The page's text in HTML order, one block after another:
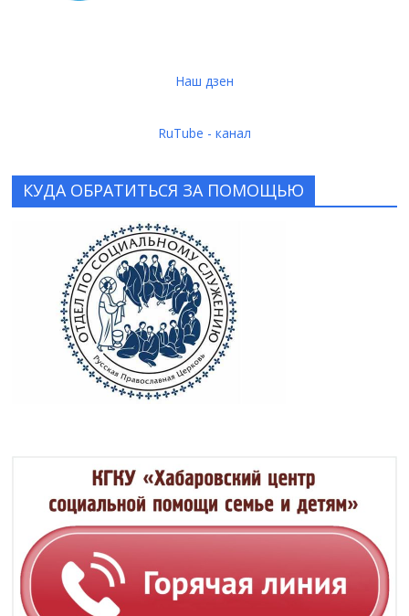
Наш дзен
RuTube - канал
КУДА ОБРАТИТЬСЯ ЗА ПОМОЩЬЮ